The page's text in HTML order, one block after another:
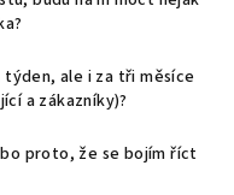
ale i za tři měsíce
a zákazníky)?
proto, že se bojím říct